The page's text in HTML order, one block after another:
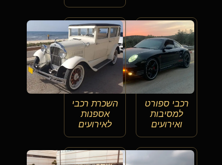
רכבי ספורט
למסיבות
ואירועים
השכרת רכבי
אספנות
לאירועים